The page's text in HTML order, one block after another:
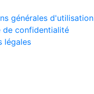
générales d'utilisation
de confidentialité
légales